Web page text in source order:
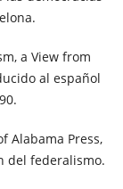
a View from
al español
Alabama Press,
del federalismo.